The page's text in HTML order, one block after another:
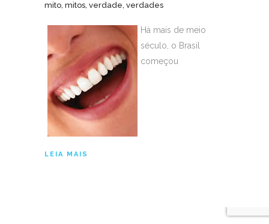
mito, mitos, verdade, verdades
Há mais de meio
século, o Brasil
começou
LEIA MAIS